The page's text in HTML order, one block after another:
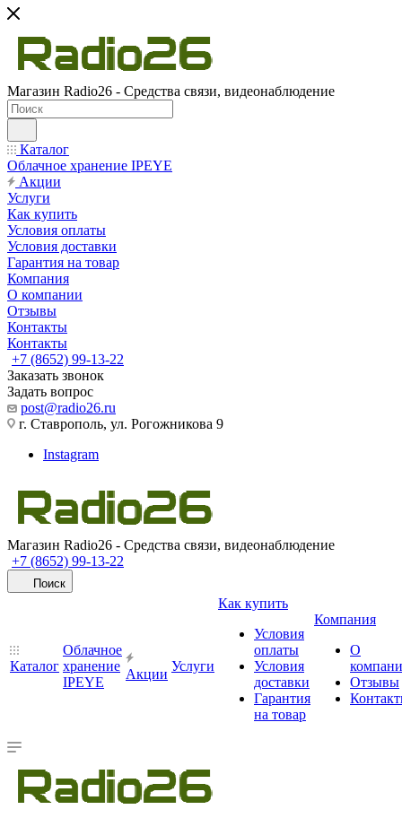
Магазин Radio26 - Средства связи, видеонаблюдение
Каталог
Облачное хранение IPEYE
Акции
Услуги
Как купить
Условия оплаты
Условия доставки
Гарантия на товар
Компания
О компании
Отзывы
Контакты
Контакты
+7 (8652) 99-13-22
Заказать звонок
Задать вопрос
post@radio26.ru
г. Ставрополь, ул. Рогожникова 9
Instagram
Магазин Radio26 - Средства связи, видеонаблюдение
+7 (8652) 99-13-22
Поиск
Каталог
Облачное
хранение
IPEYE
Акции
Услуги
Как купить
Условия
оплаты
Условия
доставки
Гарантия
на товар
Компания
О
Отзывы